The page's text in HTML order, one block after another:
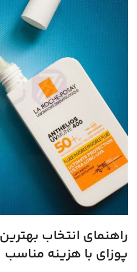
راهنمای انتخاب
پوزای با هزینه مناسب